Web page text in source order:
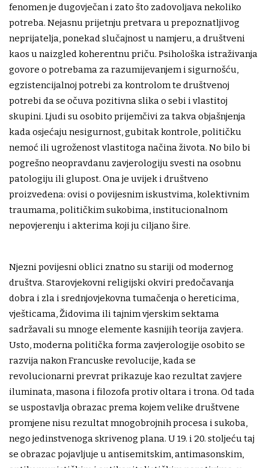
fenomen je dugovječan i zato što zadovoljava nekoliko
potreba. Nejasnu prijetnju pretvara u prepoznatljivog
neprijatelja, ponekad slučajnost u namjeru, a društveni
kaos u naizgled koherentnu priču. Psihološka istraživanja
govore o potrebama za razumijevanjem i sigurnošću,
egzistencijalnoj potrebi za kontrolom te društvenoj
potrebi da se očuva pozitivna slika o sebi i vlastitoj
skupini. Ljudi su osobito prijemčivi za takva objašnjenja
kada osjećaju nesigurnost, gubitak kontrole, političku
nemoć ili ugroženost vlastitoga načina života. No bilo bi
pogrešno neopravdanu zavjerologiju svesti na osobnu
patologiju ili glupost. Ona je uvijek i društveno
proizvedena: ovisi o povijesnim iskustvima, kolektivnim
traumama, političkim sukobima, institucionalnom
nepovjerenju i akterima koji ju ciljano šire.
Njezni povijesni oblici znatno su stariji od modernog
društva. Starovjekovni religijski okviri predočavanja
dobra i zla i srednjovjekovna tumačenja o hereticima,
vješticama, Židovima ili tajnim vjerskim sektama
sadržavali su mnoge elemente kasnijih teorija zavjera.
Usto, moderna politička forma zavjerologije osobito se
razvija nakon Francuske revolucije, kada se
revolucionarni prevrat prikazuje kao rezultat zavjere
iluminata, masona i filozofa protiv oltara i trona. Od tada
se uspostavlja obrazac prema kojem velike društvene
promjene nisu rezultat mnogobrojnih procesa i sukoba,
nego jedinstvenoga skrivenog plana. U 19. i 20. stoljeću taj
se obrazac pojavljuje u antisemitskim, antimasonskim,